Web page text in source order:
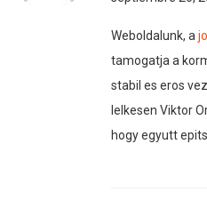
Weboldalunk, a
tamogatja a
stabil es eros
lelkesen Viktor
hogy egyutt